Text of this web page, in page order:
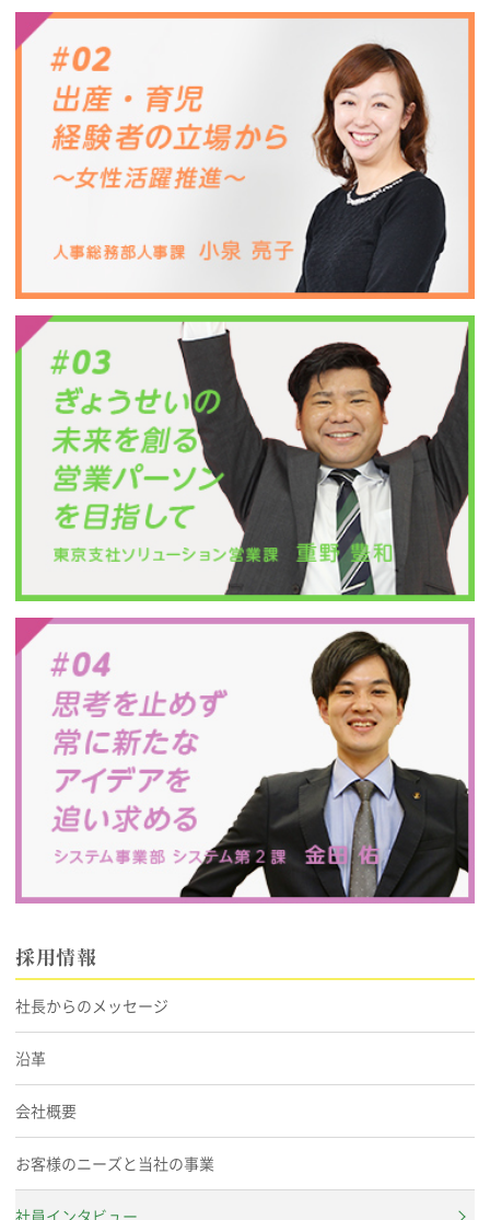
採用情報
社長からのメッセージ
沿革
会社概要
お客様のニーズと当社の事業